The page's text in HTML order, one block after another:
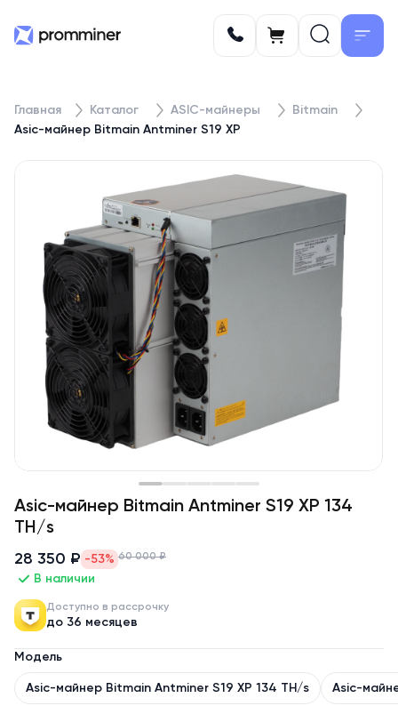
Главная Каталог ASIC-майнеры
Bitmain
Asic-майнер Bitmain Antminer S19 XP
Asic-майнер Bitmain Antminer S19 XP 134
TH/s
28 350 ₽ -53% 60 000 ₽
В наличии
Доступно в рассрочку
до 36 месяцев
Модель
Asic-майнер Bitmain Antminer S19 XP 134 TH/s Asic-